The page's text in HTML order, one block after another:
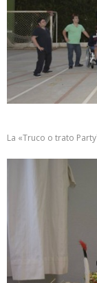
La «Truco o trato